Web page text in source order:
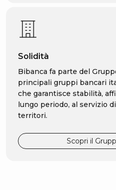
Solidità
Bibanca fa parte del
principali gruppi bancari
che garantisce stabilità,
lungo periodo, al servizio
territori.
Scopri il